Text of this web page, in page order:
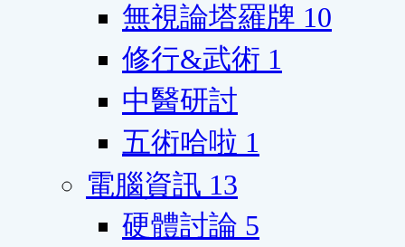
無視論塔羅牌 10
修行&武術 1
中醫研討
五術哈啦 1
電腦資訊 13
硬體討論 5